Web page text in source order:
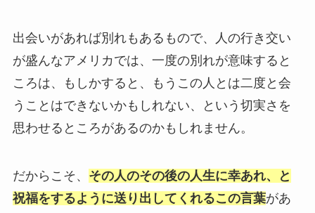
出会いがあれば別れもあるもので、人の行き交い
が盛んなアメリカでは、一度の別れが意味すると
ころは、もしかすると、もうこの人とは二度と会
うことはできないかもしれない、という切実さを
思わせるところがあるのかもしれません。
だからこそ、 その人のその後の人生に幸あれ、と
祝福をするように送り出してくれるこの言葉があ